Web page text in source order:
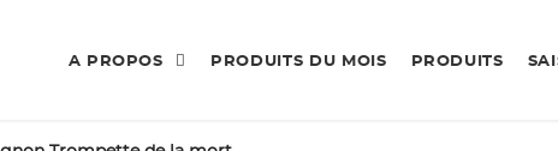
A PROPOS PRODUITS DU MOIS PRODUITS